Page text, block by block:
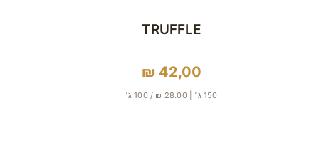
TRUFFLE
₪ 42,00
150 ג׳ | 28.00 ₪ / 100 ג׳